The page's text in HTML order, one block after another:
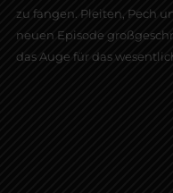
zu fangen. Pleiten, Pech
neuen Episode
das Auge für das